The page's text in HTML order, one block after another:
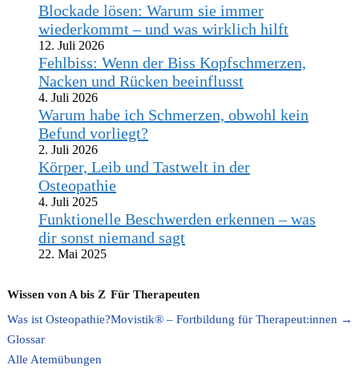
Blockade lösen: Warum sie immer
wiederkommt – und was wirklich hilft
12. Juli 2026
Fehlbiss: Wenn der Biss Kopfschmerzen,
Nacken und Rücken beeinflusst
4. Juli 2026
Warum habe ich Schmerzen, obwohl kein
Befund vorliegt?
2. Juli 2026
Körper, Leib und Tastwelt in der
Osteopathie
4. Juli 2025
Funktionelle Beschwerden erkennen – was
dir sonst niemand sagt
22. Mai 2025
Wissen von A bis Z
Was ist Osteopathie?
Glossar
Alle Atemübungen
Für Therapeuten
Movistik® – Fortbildung für Therapeut:innen →